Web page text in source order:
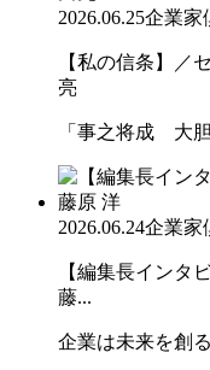
2026.06.25企業家
【私の信条】／
亮
「事之将成 大胆
2026.06.24企業家
【編集長インタ
藤...
企業は未来を創